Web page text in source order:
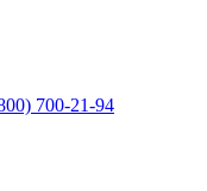
700-21-94